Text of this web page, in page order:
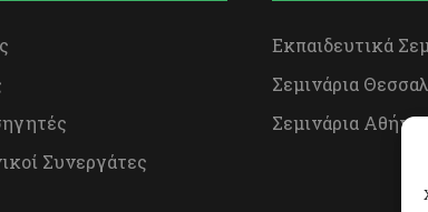
Συνεργάτες
Εκπαιδευτικά
Σεμινάρια
Σεμινάρια